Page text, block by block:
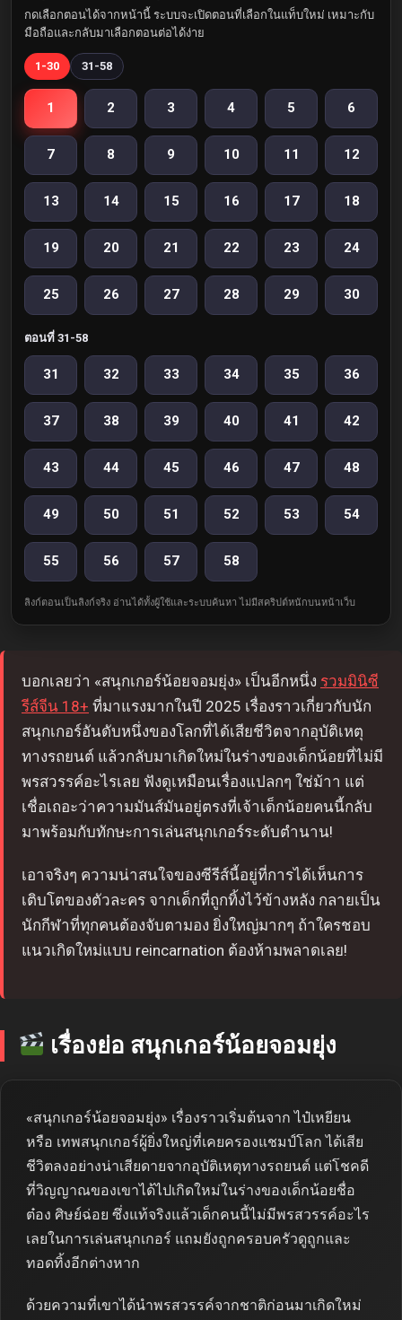
กดเลือกตอนได้จากหน้านี้ ระบบจะเปิดตอนที่เลือกในแท็บใหม่ เหมาะกับ
มือถือและกลับมาเลือกตอนต่อได้ง่าย
1-30 31-58
1 2 3 4 5 6
7 8 9 10 11 12
13 14 15 16 17 18
19 20 21 22 23 24
25 26 27 28 29 30
ตอนที่ 31-58
31 32 33 34 35 36
37 38 39 40 41 42
43 44 45 46 47 48
49 50 51 52 53 54
55 56 57 58
ลิงก์ตอนเป็นลิงก์จริง อ่านได้ทั้งผู้ใช้และระบบค้นหา ไม่มีสคริปต์หนักบนหน้าเว็บ
บอกเลยว่า «สนุกเกอร์น้อยจอมยุ่ง» เป็นอีกหนึ่ง รวมมินิซี
รีส์จีน 18+ ที่มาแรงมากในปี 2025 เรื่องราวเกี่ยวกับนัก
สนุกเกอร์อันดับหนึ่งของโลกที่ได้เสียชีวิตจากอุบัติเหตุ
ทางรถยนต์ แล้วกลับมาเกิดใหม่ในร่างของเด็กน้อยที่ไม่มี
พรสวรรค์อะไรเลย ฟังดูเหมือนเรื่องแปลกๆ ใช่ม้าา แต่
เชื่อเถอะว่าความมันส์มันอยู่ตรงที่เจ้าเด็กน้อยคนนี้กลับ
มาพร้อมกับทักษะการเล่นสนุกเกอร์ระดับตำนาน!
เอาจริงๆ ความน่าสนใจของซีรีส์นี้อยู่ที่การได้เห็นการ
เติบโตของตัวละคร จากเด็กที่ถูกทิ้งไว้ข้างหลัง กลายเป็น
นักกีฬาที่ทุกคนต้องจับตามอง ยิ่งใหญ่มากๆ ถ้าใครชอบ
แนวเกิดใหม่แบบ reincarnation ต้องห้ามพลาดเลย!
เรื่องย่อ สนุกเกอร์น้อยจอมยุ่ง
«สนุกเกอร์น้อยจอมยุ่ง» เรื่องราวเริ่มต้นจาก ไป๋เหยียน
หรือ เทพสนุกเกอร์ผู้ยิ่งใหญ่ที่เคยครองแชมป์โลก ได้เสีย
ชีวิตลงอย่างน่าเสียดายจากอุบัติเหตุทางรถยนต์ แต่โชคดี
ที่วิญญาณของเขาได้ไปเกิดใหม่ในร่างของเด็กน้อยชื่อ
ต๋อง ศิษย์ฉ่อย ซึ่งแท้จริงแล้วเด็กคนนี้ไม่มีพรสวรรค์อะไร
เลยในการเล่นสนุกเกอร์ แถมยังถูกครอบครัวดูถูกและ
ทอดทิ้งอีกต่างหาก
ด้วยความที่เขาได้นำพรสวรรค์จากชาติก่อนมาเกิดใหม่